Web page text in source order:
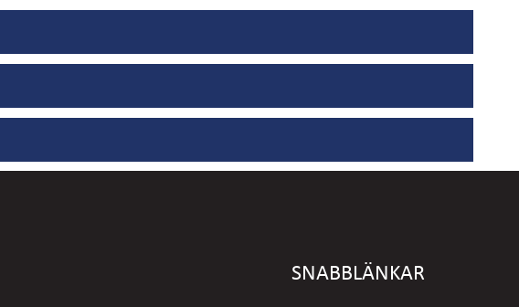
SNABBLÄNKAR